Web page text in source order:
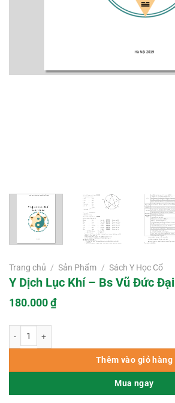
Trang chủ / Sản Phẩm / Sách Y Học Cổ
Y Dịch Lục Khí – Bs Vũ Đức Đại
180.000₫
Thêm vào giỏ hàng
Mua ngay